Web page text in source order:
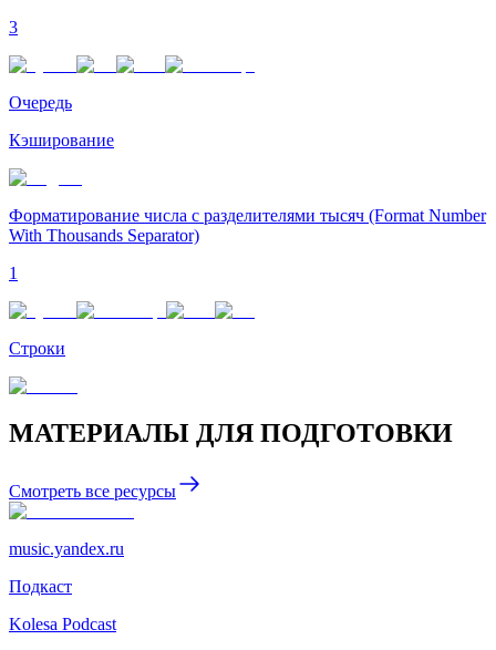
3
Очередь
Кэширование
Форматирование числа с разделителями тысяч (Format Number
With Thousands Separator)
1
Строки
МАТЕРИАЛЫ ДЛЯ ПОДГОТОВКИ
Cмотреть все ресурсы
music.yandex.ru
Подкаст
Kolesa Podcast